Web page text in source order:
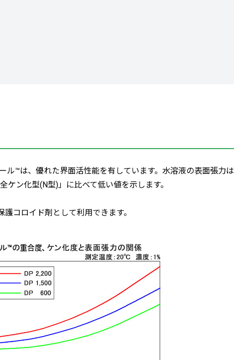
ル™は、優れた界面活性能を有しています。水溶液の表面張力は
ケン化型(N型)」に比べて低い値を示します。
コロイド剤として利用できます。